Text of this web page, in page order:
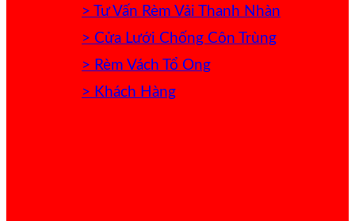
> Tư Vấn Rèm Vải Thanh Nhàn
> Cửa Lưới Chống Côn Trùng
> Rèm Vách Tổ Ong
> Khách Hàng